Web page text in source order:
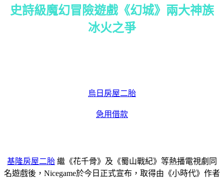
史詩級魔幻冒險遊戲《幻城》兩大神族
冰火之爭
烏日房屋二胎
急用借款
基隆房屋二胎 繼《花千骨》及《蜀山戰紀》等熱播電視劇同
名遊戲後，Nicegame於今日正式宣布，取得由《小時代》作者